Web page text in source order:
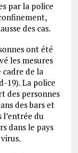
par la police
des cas.
ont été
les mesures
cadre de la
19). La police
des personnes
des bars et
du
dans le pays